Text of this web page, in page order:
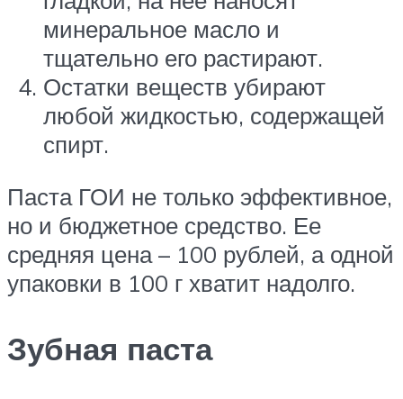
минеральное масло и
тщательно его растирают.
Остатки веществ убирают
любой жидкостью, содержащей
спирт.
Паста ГОИ не только эффективное,
но и бюджетное средство. Ее
средняя цена – 100 рублей, а одной
упаковки в 100 г хватит надолго.
Зубная паста